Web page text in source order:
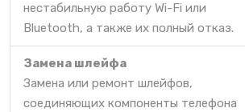
нестабильную работу Wi-Fi или
Bluetooth, а также их полный отказ.
Замена шлейфа
Замена или ремонт шлейфов,
соединяющих компоненты телефона